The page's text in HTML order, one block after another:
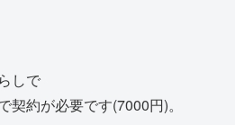
しで
契約が必要です(7000円)。